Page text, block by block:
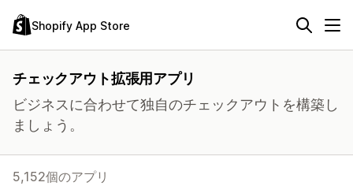
Shopify App Store
チェックアウト拡張用アプリ
ビジネスに合わせて独自のチェックアウトを構築し
ましょう。
5,152個のアプリ